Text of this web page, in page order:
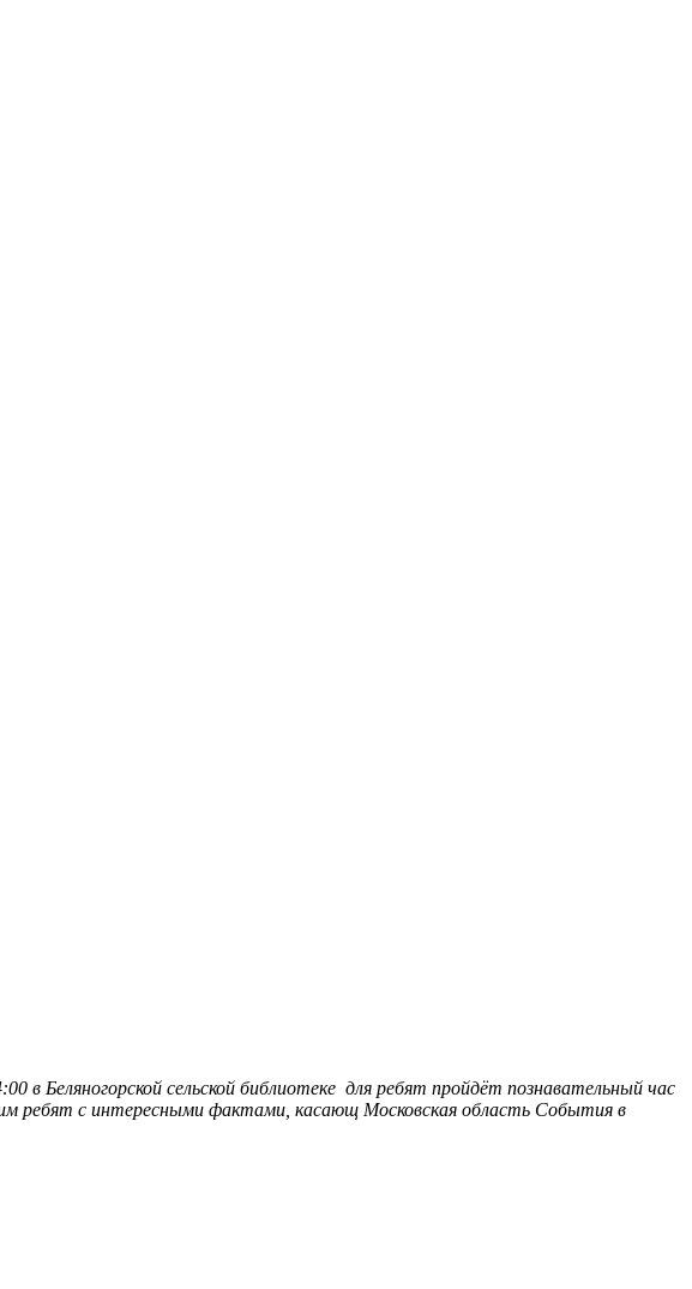
в Беляногорской сельской библиотеке для ребят пройдёт познавательный час
ребят с интересными фактами, касающ Московская область События в